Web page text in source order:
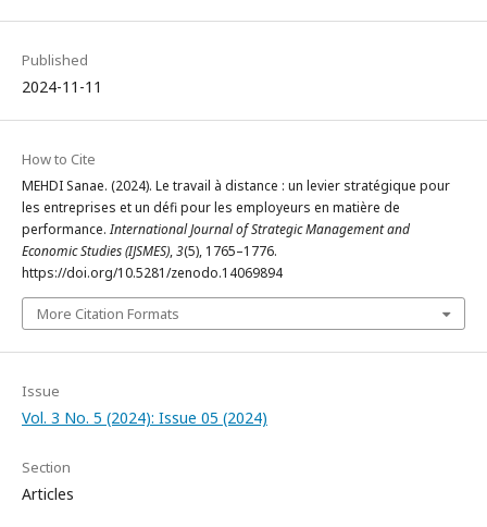
Published
2024-11-11
How to Cite
MEHDI Sanae. (2024). Le travail à distance : un levier stratégique pour
les entreprises et un défi pour les employeurs en matière de
performance.International Journal of Strategic Management and
Economic Studies (IJSMES),3(5), 1765–1776.
https://doi.org/10.5281/zenodo.14069894
More Citation Formats
Issue
Vol. 3 No. 5 (2024): Issue 05 (2024)
Section
Articles